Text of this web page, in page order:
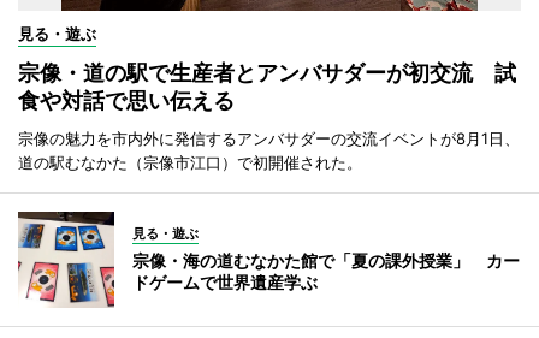
見る・遊ぶ
宗像・道の駅で生産者とアンバサダーが初交流 試
食や対話で思い伝える
宗像の魅力を市内外に発信するアンバサダーの交流イベントが8月1日、
道の駅むなかた（宗像市江口）で初開催された。
見る・遊ぶ
宗像・海の道むなかた館で「夏の課外授業」 カー
ドゲームで世界遺産学ぶ